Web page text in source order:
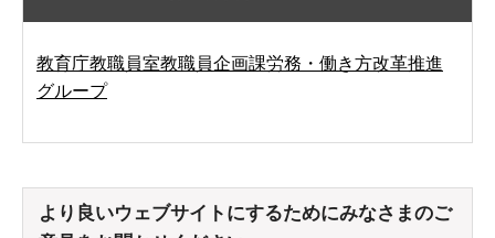
教育庁教職員室教職員企画課労務・働き方改革推進
グループ
より良いウェブサイトにするためにみなさまのご